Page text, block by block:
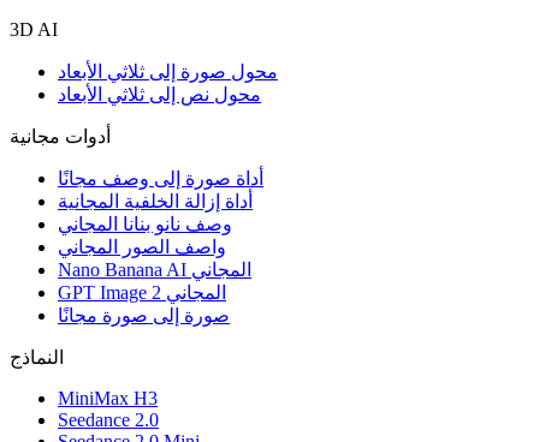
3D AI
محول صورة إلى ثلاثي الأبعاد
محول نص إلى ثلاثي الأبعاد
أدوات مجانية
أداة صورة إلى وصف مجانًا
أداة إزالة الخلفية المجانية
وصف نانو بنانا المجاني
واصف الصور المجاني
Nano Banana AI المجاني
GPT Image 2 المجاني
صورة إلى صورة مجانًا
النماذج
MiniMax H3
Seedance 2.0